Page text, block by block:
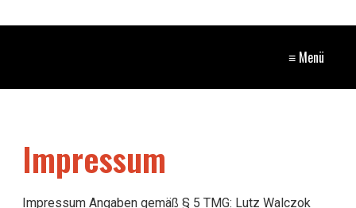
≡ Menü
Impressum
Impressum Angaben gemäß § 5 TMG: Lutz Walczok